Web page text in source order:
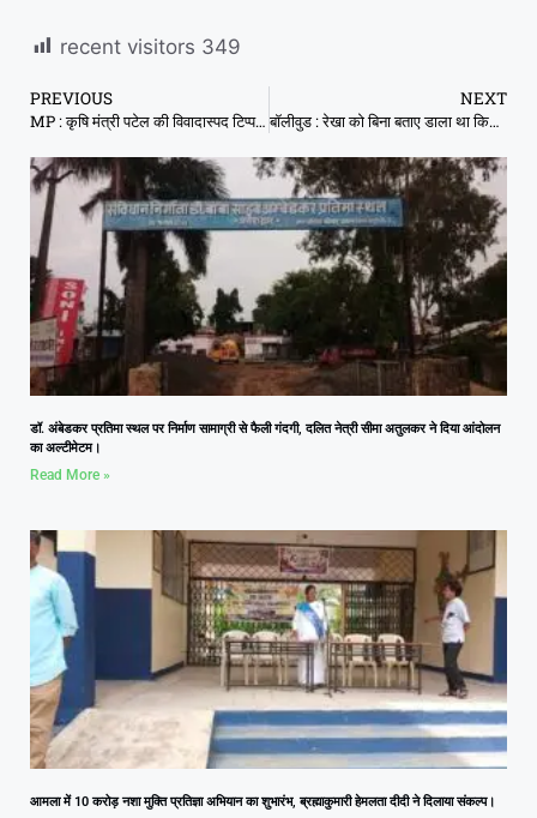
recent visitors 349
PREVIOUS
MP : कृषि मंत्री पटेल की विवादास्पद टिप्पणी, कमलनाथ सत्ता जाने के बाद सठिया गए
NEXT
बॉलीवुड : रेखा को बिना बताए डाला था किसिंग सीन, बिश्वजीत ने 5 मिनट तक जबरन किया था किस
डॉ. अंबेडकर प्रतिमा स्थल पर निर्माण सामाग्री से फैली गंदगी, दलित नेत्री सीमा अतुलकर ने दिया आंदोलन
का अल्टीमेटम।
Read More »
आमला में 10 करोड़ नशा मुक्ति प्रतिज्ञा अभियान का शुभारंभ, ब्रह्माकुमारी हेमलता दीदी ने दिलाया संकल्प।